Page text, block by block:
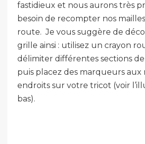
fastidieux et nous aurons très
besoin de recompter nos
route. Je vous suggère de
grille ainsi : utilisez un crayon
délimiter différentes sections
puis placez des marqueurs aux
endroits sur votre tricot (voir
bas).